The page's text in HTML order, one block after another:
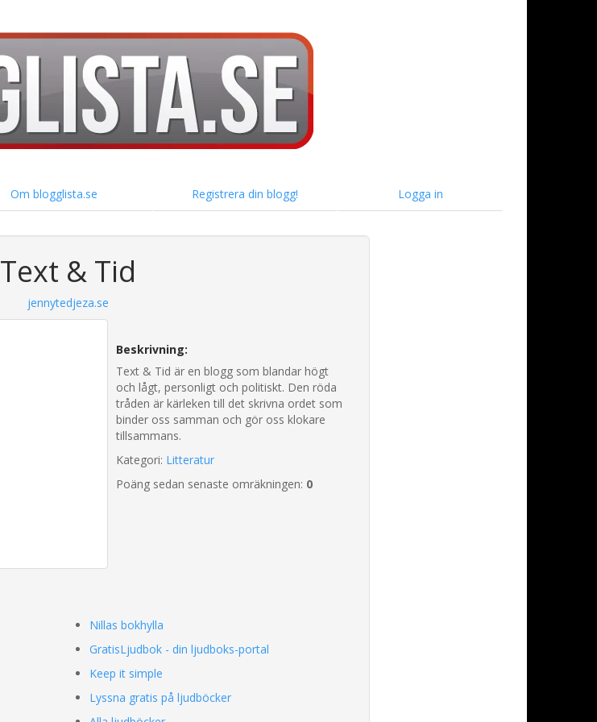
Om blogglista.se Registrera din blogg! Logga in
Text & Tid
jennytedjeza.se
Beskrivning:
Text & Tid är en blogg som blandar högt
och lågt, personligt och politiskt. Den röda
tråden är kärleken till det skrivna ordet som
binder oss samman och gör oss klokare
tillsammans.
Kategori: Litteratur
Poäng sedan senaste omräkningen: 0
Nillas bokhylla
GratisLjudbok - din ljudboks-portal
Keep it simple
Lyssna gratis på ljudböcker